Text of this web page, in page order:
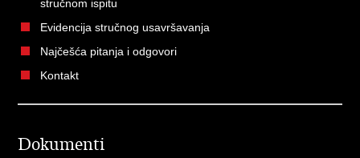
stručnom ispitu
Evidencija stručnog usavršavanja
Najčešća pitanja i odgovori
Kontakt
Dokumenti